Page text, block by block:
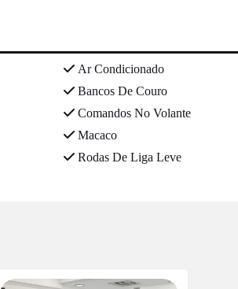
Ar Condicionado
Bancos De Couro
Comandos No Volante
Macaco
Rodas De Liga Leve